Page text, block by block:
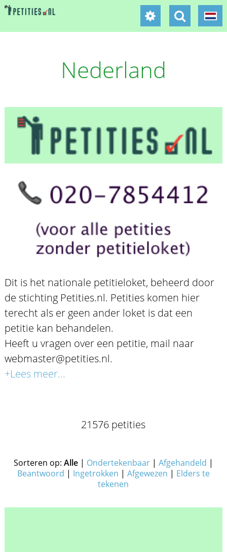
Nederland
Dit is het nationale petitieloket, beheerd door
de stichting Petities.nl. Petities komen hier
terecht als er geen ander loket is dat een
petitie kan behandelen.
Heeft u vragen over een petitie, mail naar
webmaster@petities.nl.
+Lees meer...
21576 petities
Sorteren op: Alle| Ondertekenbaar| Afgehandeld |
Beantwoord | Ingetrokken | Afgewezen | Elders te
tekenen